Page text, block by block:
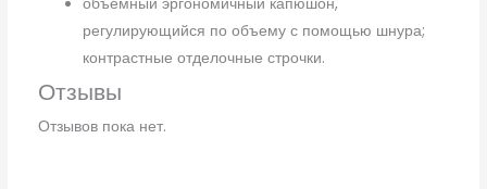
регулирующийся по объему с помощью шнура;
контрастные отделочные строчки.
Отзывы
Отзывов пока нет.